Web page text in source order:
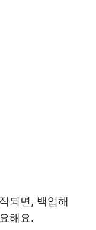
되면, 백업해
해요.